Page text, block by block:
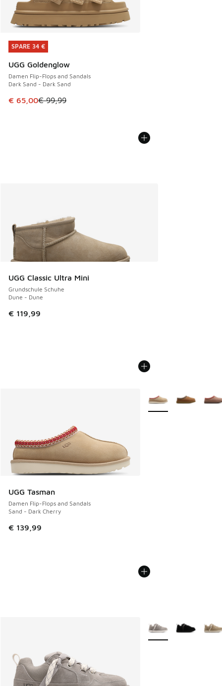
SPARE 34 €
UGG Goldenglow
Damen Flip-Flops and Sandals
Dark Sand - Dark Sand
Dieser Artikel ist im Sale. Der Preis ist von € 99,99 auf €
€ 65,00€ 99,99
SPARE 34 €
UGG Classic Ultra Mini
Grundschule Schuhe
Dune - Dune
€ 119,99
UGG Tasman
Damen Flip-Flops and Sandals
Sand - Dark Cherry
€ 139,99
Weitere Farben
Weitere Farben